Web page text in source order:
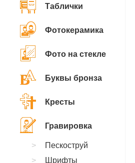
Таблички
Фотокерамика
Фото на стекле
Буквы бронза
Кресты
Гравировка
Пескоструй
Шрифты